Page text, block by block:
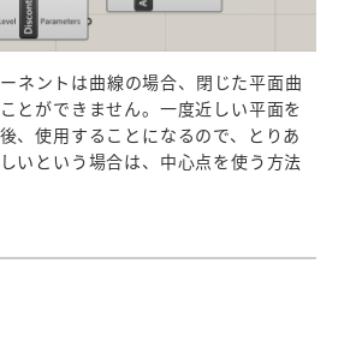
ネントは曲線の場合、閉じた平面曲
とができません。一度近しい平面を
、使用することになるので、とりあ
いという場合は、中心点を使う方法